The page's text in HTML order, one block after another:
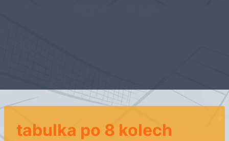
tabulka po 8 kolech